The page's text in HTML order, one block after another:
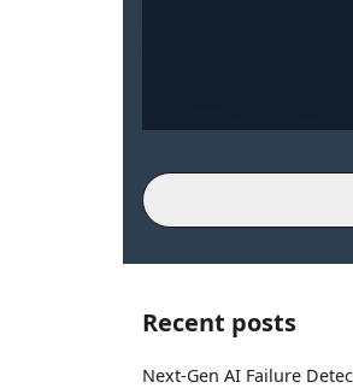
Recent posts
Next-Gen AI Failure